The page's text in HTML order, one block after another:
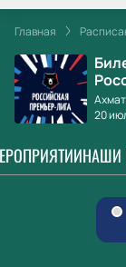
Главная
20
НАШИ